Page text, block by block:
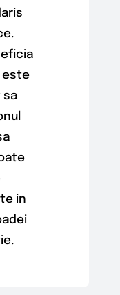
este
sa
in